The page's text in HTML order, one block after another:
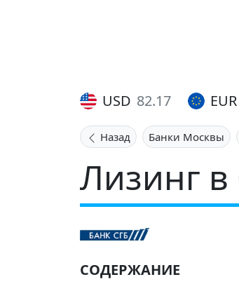
USD 82.17 EUR
Назад Банки Москвы
Лизинг в
СОДЕРЖАНИЕ